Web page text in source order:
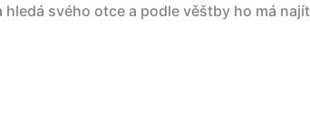
svého otce a podle věštby ho má najít